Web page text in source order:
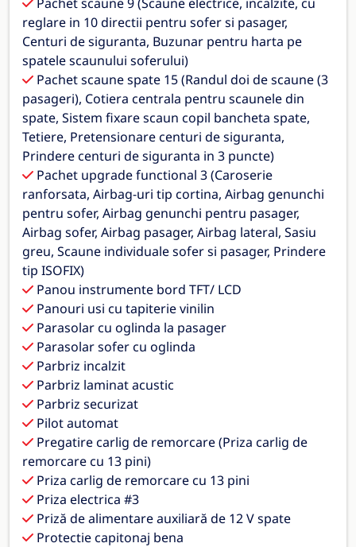
reglare in 10 directii pentru sofer si pasager,
Centuri de siguranta, Buzunar pentru harta pe
spatele scaunului soferului)
Pachet scaune spate 15 (Randul doi de scaune (3
pasageri), Cotiera centrala pentru scaunele din
spate, Sistem fixare scaun copil bancheta spate,
Tetiere, Pretensionare centuri de siguranta,
Prindere centuri de siguranta in 3 puncte)
Pachet upgrade functional 3 (Caroserie
ranforsata, Airbag-uri tip cortina, Airbag genunchi
pentru sofer, Airbag genunchi pentru pasager,
Airbag sofer, Airbag pasager, Airbag lateral, Sasiu
greu, Scaune individuale sofer si pasager, Prindere
tip ISOFIX)
Panou instrumente bord TFT/ LCD
Panouri usi cu tapiterie vinilin
Parasolar cu oglinda la pasager
Parasolar sofer cu oglinda
Parbriz incalzit
Parbriz laminat acustic
Parbriz securizat
Pilot automat
Pregatire carlig de remorcare (Priza carlig de
remorcare cu 13 pini)
Priza carlig de remorcare cu 13 pini
Priza electrica #3
Priză de alimentare auxiliară de 12 V spate
Protectie capitonaj bena